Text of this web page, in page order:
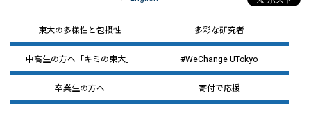
東大の多様性と包摂性 多彩な研究者
中高生の方へ「キミの東大」 #WeChange UTokyo
卒業生の方へ 寄付で応援